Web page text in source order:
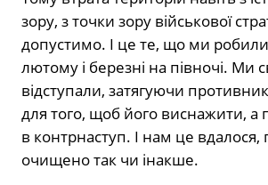
зору, з точки зору військової
допустимо. І це те, що ми
лютому і березні на півночі. Ми
відступали, затягуючи
для того, щоб його виснажити, а
в контрнаступ. І нам це вдалося,
очищено так чи інакше.